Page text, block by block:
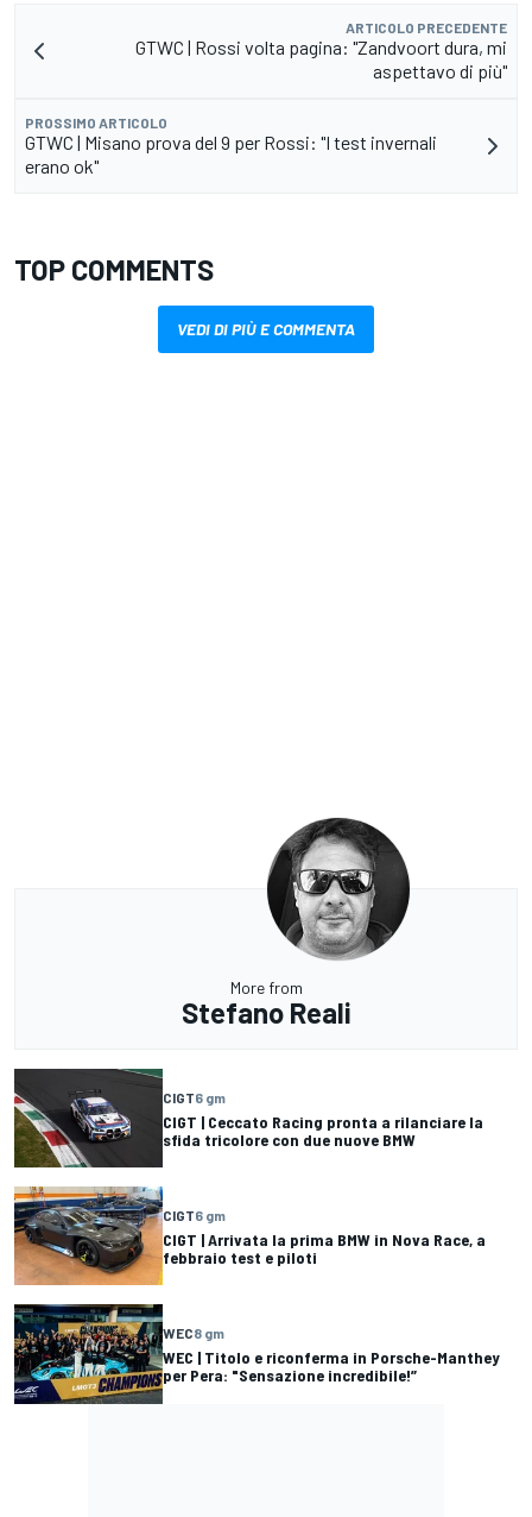
ARTICOLO PRECEDENTE
GTWC | Rossi volta pagina: "Zandvoort dura, mi
aspettavo di più"
PROSSIMO ARTICOLO
GTWC | Misano prova del 9 per Rossi: "I test invernali
erano ok"
TOP COMMENTS
VEDI DI PIÙ E COMMENTA
More from
Stefano Reali
CIGT6 gm
CIGT | Ceccato Racing pronta a rilanciare la
sfida tricolore con due nuove BMW
CIGT6 gm
CIGT | Arrivata la prima BMW in Nova Race, a
febbraio test e piloti
WEC8 gm
WEC | Titolo e riconferma in Porsche-Manthey
per Pera: "Sensazione incredibile!”